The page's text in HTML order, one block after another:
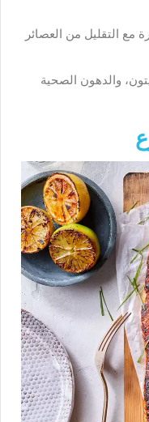
مع التقليل من العصائر
والدهون الصحية